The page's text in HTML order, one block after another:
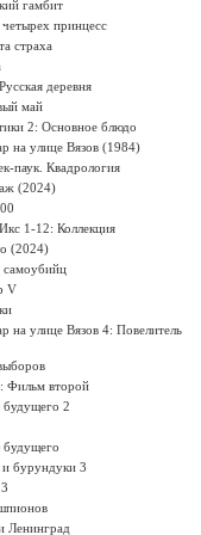
гамбит
принцесс
страха
деревня
май
2: Основное блюдо
на улице Вязов (1984)
паук. Квадрология
(2024)
1-12: Коллекция
(2024)
самоубийц
V
на улице Вязов 4: Повелитель
Фильм второй
2
бурундуки 3
Ленинград